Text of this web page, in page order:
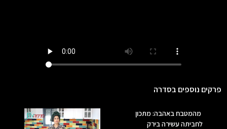
פרקים נוספים בסדרה
מהמטבח באהבה: מתכון
לחביתה עשירה בירק